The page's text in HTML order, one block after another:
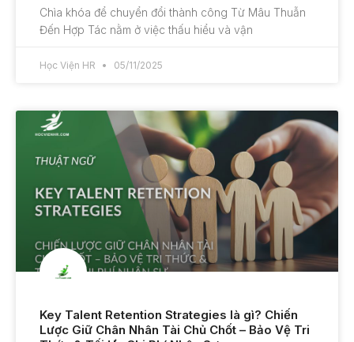
Chìa khóa để chuyển đổi thành công Từ Mâu Thuẫn
Đến Hợp Tác nằm ở việc thấu hiểu và vận
Học Viện HR 05/11/2025
Key Talent Retention Strategies là gì? Chiến
Lược Giữ Chân Nhân Tài Chủ Chốt – Bảo Vệ Tri